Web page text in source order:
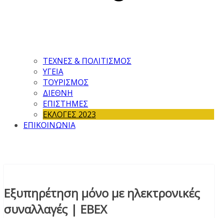
ΤΕΧΝΕΣ & ΠΟΛΙΤΙΣΜΟΣ
ΥΓΕΙΑ
ΤΟΥΡΙΣΜΟΣ
ΔΙΕΘΝΗ
ΕΠΙΣΤΗΜΕΣ
ΕΚΛΟΓΕΣ 2023
ΕΠΙΚΟΙΝΩΝΙΑ
Εξυπηρέτηση μόνο με ηλεκτρονικές
συναλλαγές | ΕΒΕΧ